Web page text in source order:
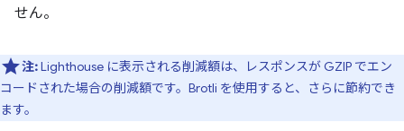
せん。
注:Lighthouse に表示される削減額は、レスポンスが GZIP でエン
コードされた場合の削減額です。Brotli を使用すると、さらに節約でき
ます。